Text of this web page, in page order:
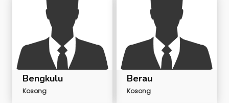
Bengkulu
Kosong
Berau
Kosong